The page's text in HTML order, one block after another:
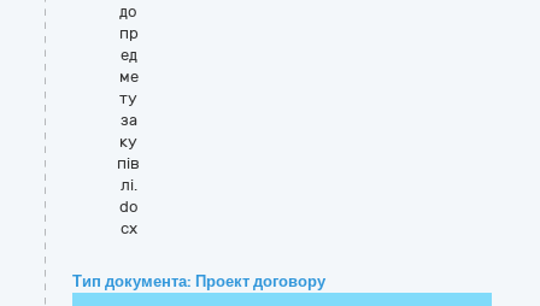
до
пр
ед
ме
ту
за
ку
пів
лі.
do
cx
Тип документа: Проект договору